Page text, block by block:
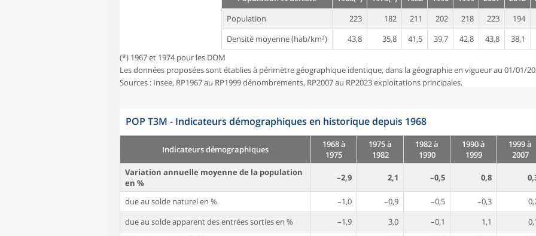
Population
223 182 211 202 218 223
194
Densité moyenne (hab/km²)
43,8 35,8 41,5 39,7 42,8 43,8
38,1
(*) 1967 et 1974 pour les DOM
Les données proposées sont établies à périmètre géographique identique, dans la géographie en vigueur au 01/01/
Sources : Insee, RP1967 au RP1999 dénombrements, RP2007 au RP2023 exploitations principales.
POP T3M - Indicateurs démographiques en historique depuis 1968
Indicateurs démographiques
1968 à
1975
1975 à
1982
1982 à
1990
1990 à
1999
1999 à
2007
Variation annuelle moyenne de la population
en %
–2,9 2,1 –0,5 0,8
due au solde naturel en % –1,0 –0,9 –0,5 –0,3
due au solde apparent des entrées sorties en %
–1,9 3,0 –0,1 1,1